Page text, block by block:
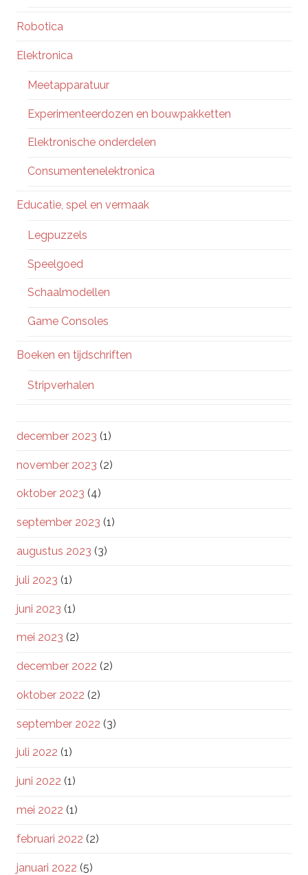
Robotica
Elektronica
Meetapparatuur
Experimenteerdozen en bouwpakketten
Elektronische onderdelen
Consumentenelektronica
Educatie, spel en vermaak
Legpuzzels
Speelgoed
Schaalmodellen
Game Consoles
Boeken en tijdschriften
Stripverhalen
december 2023 (1)
november 2023 (2)
oktober 2023 (4)
september 2023 (1)
augustus 2023 (3)
juli 2023 (1)
juni 2023 (1)
mei 2023 (2)
december 2022 (2)
oktober 2022 (2)
september 2022 (3)
juli 2022 (1)
juni 2022 (1)
mei 2022 (1)
februari 2022 (2)
januari 2022 (5)